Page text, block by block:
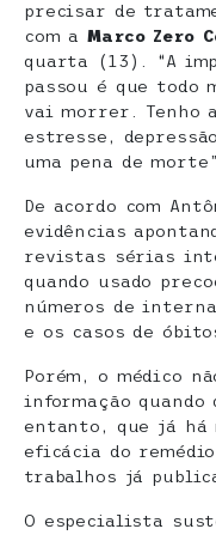
precisar de
com aMarco Zero
quarta (13). “A
passou é que todo
vai morrer. Tenho
estresse,
uma pena de
De acordo com
evidências
revistas sérias
quando usado
números de
e os casos de
Porém, o médico
informação
entanto, que já há
eficácia do
trabalhos já
O especialista